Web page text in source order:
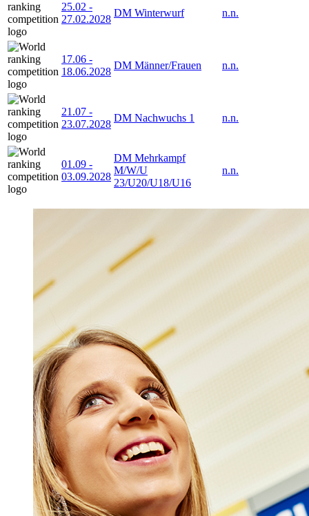
25.02 -
27.02.2028
DM Winterwurf n.n.
17.06 -
18.06.2028
DM Männer/Frauen n.n.
21.07 -
23.07.2028
DM Nachwuchs 1 n.n.
01.09 -
03.09.2028
DM Mehrkampf
M/W/U
23/U20/U18/U16
n.n.